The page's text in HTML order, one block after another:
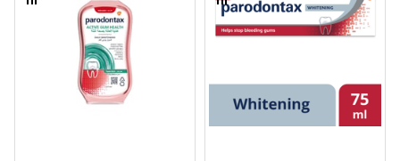
قارن
بين
المنتجات
قارن